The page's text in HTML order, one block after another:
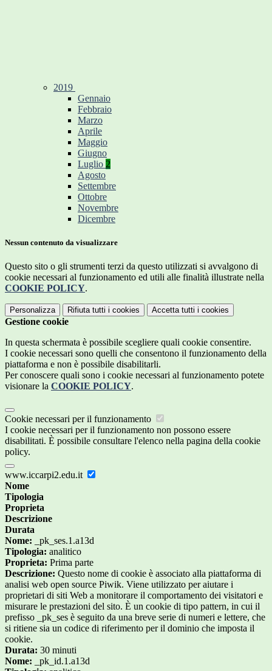
2019
Gennaio
Febbraio
Marzo
Aprile
Maggio
Giugno
Luglio 2
Agosto
Settembre
Ottobre
Novembre
Dicembre
Nessun contenuto da visualizzare
Questo sito o gli strumenti terzi da questo utilizzati si avvalgono di
cookie necessari al funzionamento ed utili alle finalità illustrate nella
COOKIE POLICY.
Personalizza Rifiuta tutti i cookies Accetta tutti i cookies
Gestione cookie
In questa schermata è possibile scegliere quali cookie consentire.
I cookie necessari sono quelli che consentono il funzionamento della
piattaforma e non è possibile disabilitarli.
Per conoscere quali sono i cookie necessari al funzionamento potete
visionare la COOKIE POLICY.
Cookie necessari per il funzionamento
I cookie necessari per il funzionamento non possono essere
disabilitati. È possibile consultare l'elenco nella pagina della cookie
policy.
www.iccarpi2.edu.it
Nome
Tipologia
Proprieta
Descrizione
Durata
Nome: _pk_ses.1.a13d
Tipologia: analitico
Proprieta: Prima parte
Descrizione: Questo nome di cookie è associato alla piattaforma di
analisi web open source Piwik. Viene utilizzato per aiutare i
proprietari di siti Web a monitorare il comportamento dei visitatori e
misurare le prestazioni del sito. È un cookie di tipo pattern, in cui il
prefisso _pk_ses è seguito da una breve serie di numeri e lettere, che
si ritiene sia un codice di riferimento per il dominio che imposta il
cookie.
Durata: 30 minuti
Nome: _pk_id.1.a13d